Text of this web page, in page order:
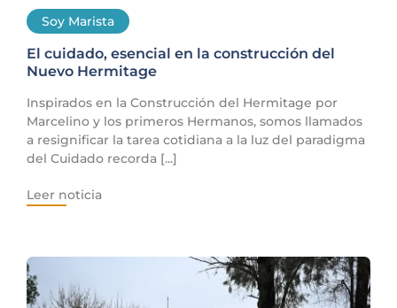
Soy Marista
El cuidado, esencial en la construcción del
Nuevo Hermitage
Inspirados en la Construcción del Hermitage por
Marcelino y los primeros Hermanos, somos llamados
a resignificar la tarea cotidiana a la luz del paradigma
del Cuidado recorda [...]
Leer noticia